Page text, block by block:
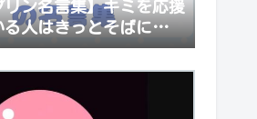
ン名言集】キミを応援
人はきっとそばにいる